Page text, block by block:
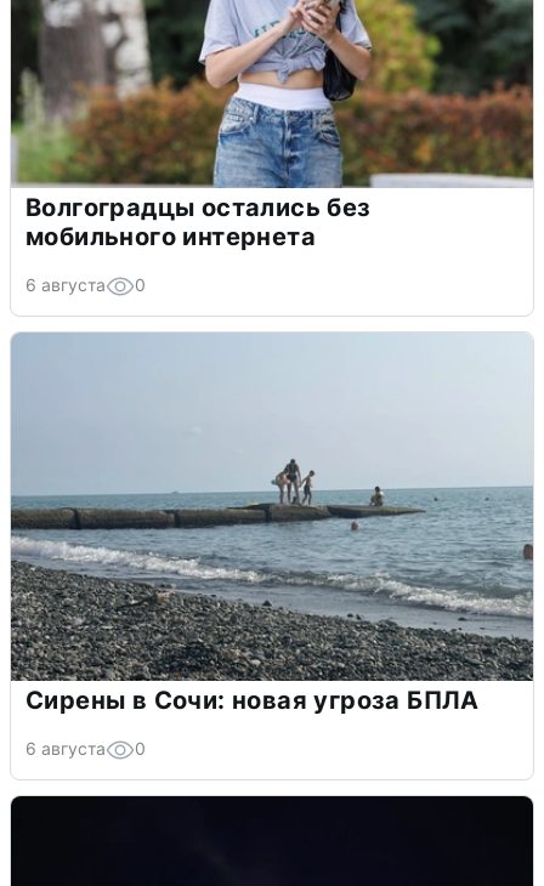
Волгоградцы остались без
мобильного интернета
6 августа 0
Сирены в Сочи: новая угроза БПЛА
6 августа 0